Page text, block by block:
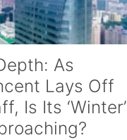
As
Lays Off
Is Its ‘Winter’